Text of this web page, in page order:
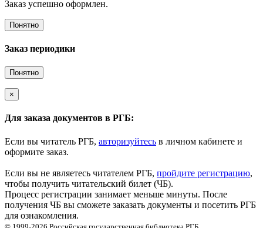
Заказ успешно оформлен.
Понятно
Заказ периодики
Понятно
×
Для заказа документов в РГБ:
Если вы читатель РГБ, авторизуйтесь в личном кабинете и
оформите заказ.
Если вы не являетесь читателем РГБ, пройдите регистрацию,
чтобы получить читательский билет (ЧБ).
Процесс регистрации занимает меньше минуты. После
получения ЧБ вы сможете заказать документы и посетить РГБ
для ознакомления.